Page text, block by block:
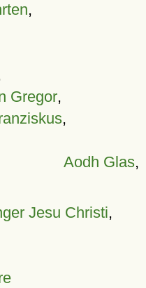
,
Gregor,
,
Aodh Glas,
Jesu Christi,